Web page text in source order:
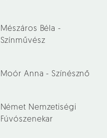
Mészáros Béla -
Színművész
Moór Anna - Színésznő
Német Nemzetiségi
Fúvószenekar